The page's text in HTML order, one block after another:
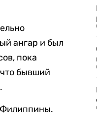
ангар и был
пока
бывший
Филиппины.